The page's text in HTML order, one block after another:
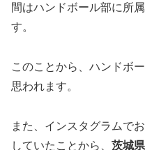
間はハンドボール部に所
す。
このことから、ハンドボ
思われます。
また、インスタグラムで
していたことから、 茨城